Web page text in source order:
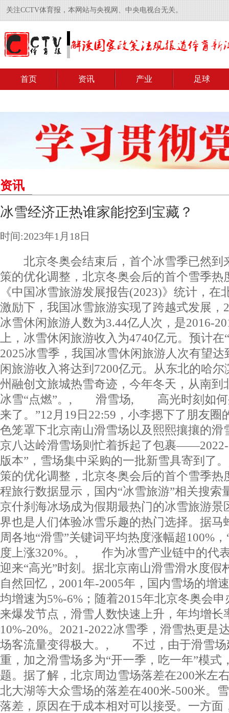
关注CCTV体育报，本网站与央视网、中央电视台无关。
首页 资讯 产业 足球
资讯
冰雪经济正热谁家能挖到宝藏？
时间:2023年1月18日
北京冬奥会结束后，首个冰雪季已然到
策的优化调整，北京冬奥会后的首个雪季热
《中国冰雪旅游发展报告(2023)》统计，在
激励下，我国冰雪旅游实现了跨越式发展，
冰雪休闲旅游人数为3.44亿人次，是2016-
上，冰雪休闲旅游收入为4740亿元。预计
2025冰雪季，我国冰雪休闲旅游人次有望
闲旅游收入将达到7200亿元。从东北的哈
州融创文旅城热雪奇迹，今年冬天，从南到
冰雪“点燃”。, 滑雪场, 高光时刻如
来了。”12月19日22:59，小李摁下了朋友圈
色笼罩下北京南山滑雪场以及熙熙攘攘的滑
京八达岭滑雪场则忙着拆起了包裹——2022-
版本”，雪场集中采购的一批新雪具寄到
策的优化调整，北京冬奥会后的首个雪季热
程旅行数据显示，国内“冰雪旅游”相关搜索
京什刹海冰场成为假期最热门的冰雪旅游景
界也是人们体验冰雪乐趣的热门选择。据马
周各地“滑雪”关键词平均热度涨幅超100%
度上涨320%。, 作为冰雪产业链中的代
迎来“高光”时刻。据北京南山滑雪滑水度假
自然回忆，2001年-2005年，国内雪场的增
均增速为5%-6%；随着2015年北京冬奥会
来爆发节点，滑雪人数快速上升，年均增长
10%-20%。2021-2022冰雪季，滑雪热更是
场客流量变得极大。, 不过，由于滑雪场
重，加之滑雪场多为“开一季，吃一年”模式
题。据了解，北京周边雪场落差在200米左
北大湖等大众雪场的落差在400米-500米。
落差，原因在于成本相对可以接受。一方面